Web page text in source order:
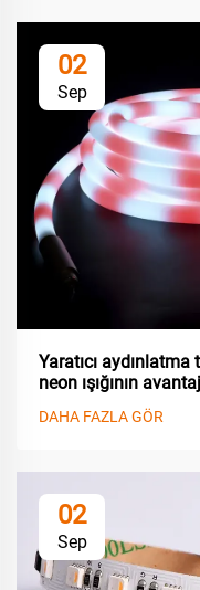
02
Sep
Yaratıcı
neon ışığının
DAHA FAZLA GÖR
02
Sep